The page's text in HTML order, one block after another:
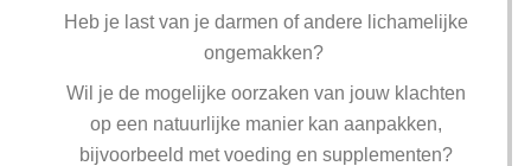
Heb je last van je darmen of andere lichamelijke
ongemakken?
Wil je de mogelijke oorzaken van jouw klachten
op een natuurlijke manier kan aanpakken,
bijvoorbeeld met voeding en supplementen?